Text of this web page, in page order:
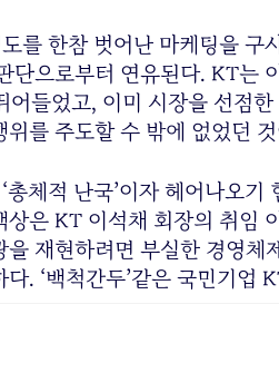
를 한참 벗어난 마케팅을 구
단으로부터 연유된다. KT는
어들었고, 이미 시장을 선점
위를 주도할 수 밖에 없었던
총체적 난국’이자 헤어나오
상은 KT 이석채 회장의 취임
재현하려면 부실한 경영체
다. ‘백척간두’같은 국민기